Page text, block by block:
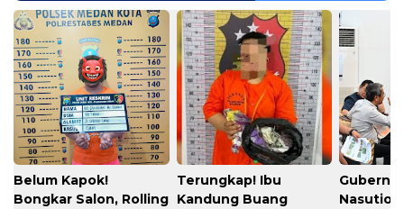
Belum Kapok!
Bongkar Salon, Rolling
Terungkap! Ibu
Kandung Buang